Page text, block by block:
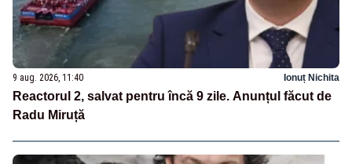
9 aug. 2026, 11:40 Ionuț Nichita
Reactorul 2, salvat pentru încă 9 zile. Anunțul făcut de
Radu Miruță